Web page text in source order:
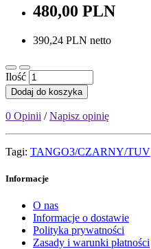
480,00 PLN
390,24 PLN netto
Ilość
Dodaj do koszyka
0 Opinii /Napisz opinię
Tagi: TANGO3/CZARNY/TUV
Informacje
O nas
Informacje o dostawie
Polityka prywatności
Zasady i warunki płatności